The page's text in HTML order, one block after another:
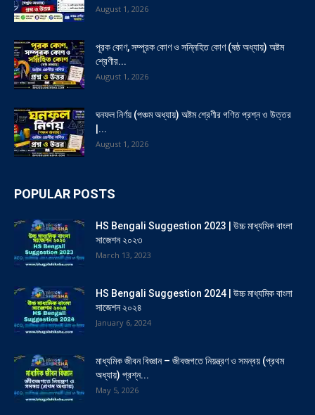
August 1, 2026
পূরক কোণ, সম্পূরক কোণ ও সন্নিহিত কোণ (ষষ্ঠ অধ্যায়) অষ্টম
শ্রেণীর...
August 1, 2026
ঘনফল নির্ণয় (পঞ্চম অধ্যায়) অষ্টম শ্রেণীর গণিত প্রশ্ন ও উত্তর
|...
August 1, 2026
POPULAR POSTS
HS Bengali Suggestion 2023 | উচ্চ মাধ্যমিক বাংলা
সাজেশন ২০২৩
March 13, 2023
HS Bengali Suggestion 2024 | উচ্চ মাধ্যমিক বাংলা
সাজেশন ২০২৪
January 6, 2024
মাধ্যমিক জীবন বিজ্ঞান – জীবজগতে নিয়ন্ত্রণ ও সমন্বয় (প্রথম
অধ্যায়) প্রশ্ন...
May 5, 2026